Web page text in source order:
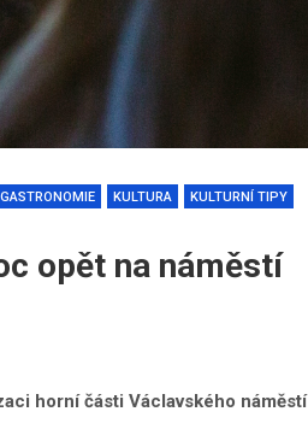
GASTRONOMIE KULTURA
KULTURNÍ TIPY
opět na náměstí
horní části Václavského náměstí